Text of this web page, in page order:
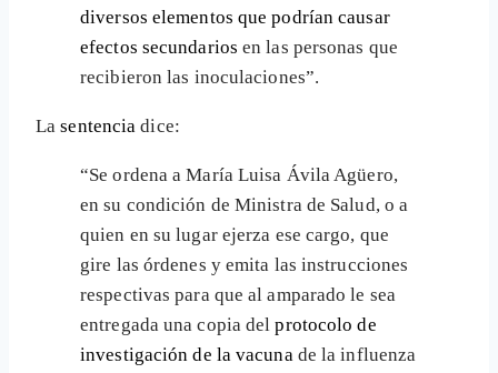
diversos elementos que podrían causar
efectos secundarios en las personas que
recibieron las inoculaciones”.
Lasentenciadice:
“Se ordena a María Luisa Ávila Agüero,
en su condición de Ministra de Salud, o a
quien en su lugar ejerza ese cargo, que
gire las órdenes y emita las instrucciones
respectivas para que al amparado le sea
entregada una copia delprotocolo de
investigación de la vacunade la influenza